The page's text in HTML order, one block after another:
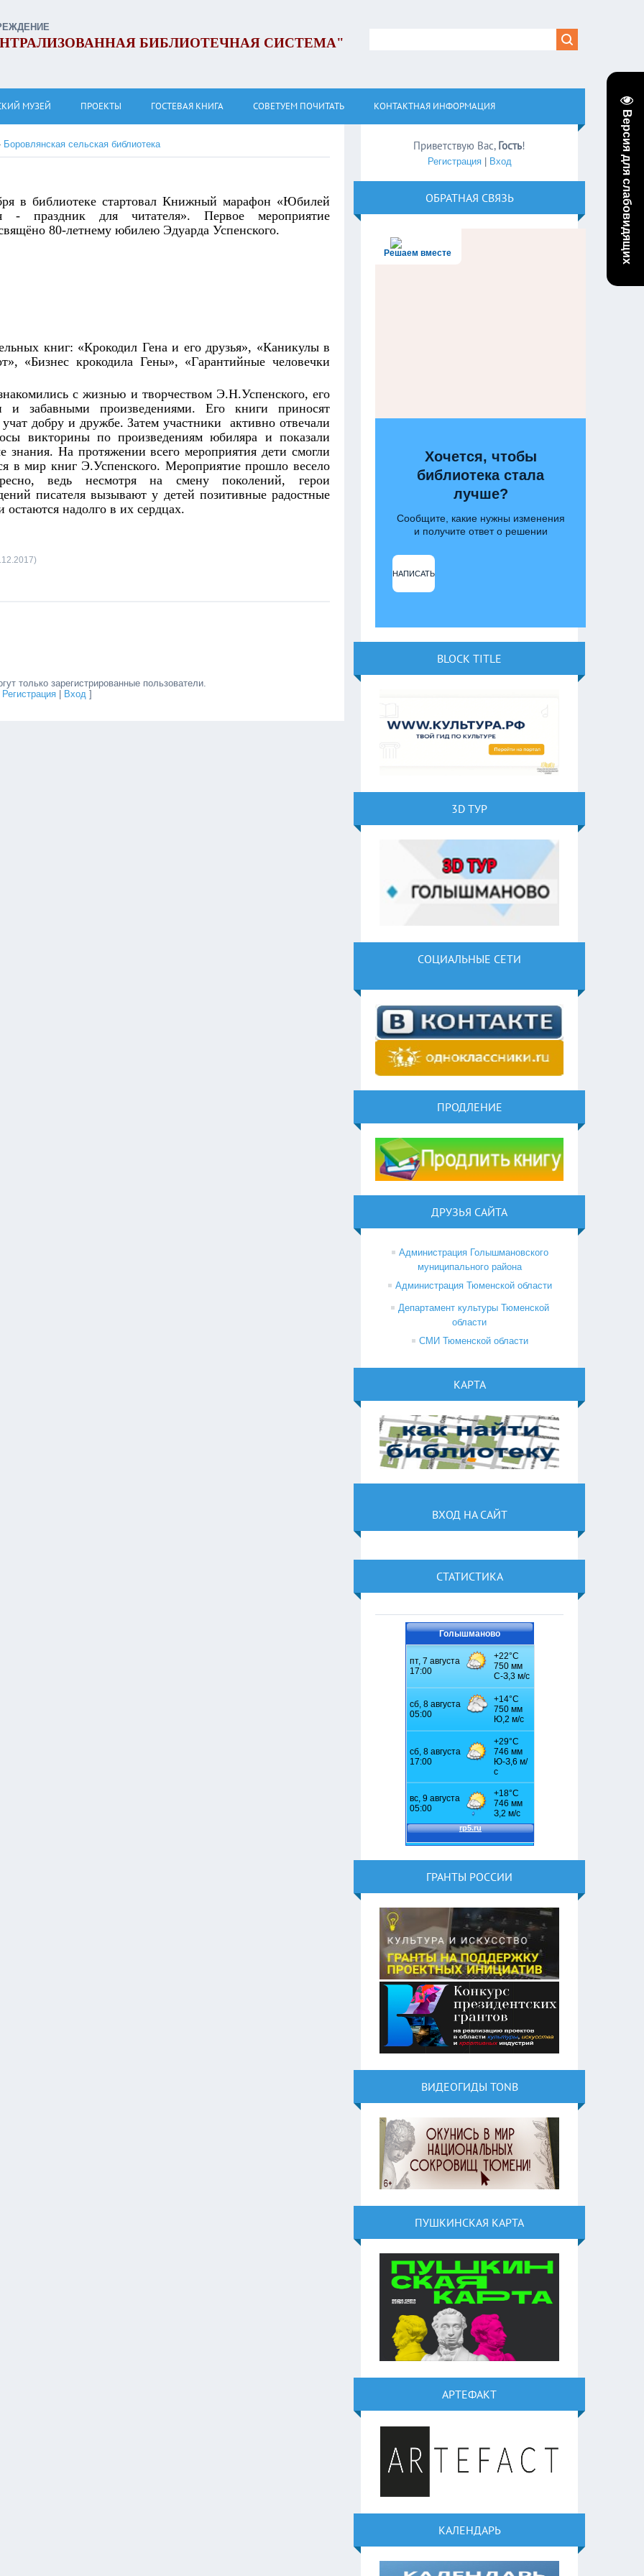
Версия для слабовидящих
БИБЛИОТЕЧНАЯ СИСТЕМА"
МУЗЕЙ ПРОЕКТЫ ГОСТЕВАЯ КНИГА СОВЕТУЕМ ПОЧИТАТЬ КОНТАКТНАЯ ИНФОРМАЦИЯ
Боровлянская сельская библиотека
в библиотеке стартовал Книжный марафон «Юбилей
- праздник для читателя». Первое мероприятие
80-летнему юбилею Эдуарда Успенского.
книг: «Крокодил Гена и его друзья», «Каникулы в
«Бизнес крокодила Гены», «Гарантийные человечки
с жизнью и творчеством Э.Н.Успенского, его
и забавными произведениями. Его книги приносят
учат добру и дружбе. Затем участники активно отвечали
викторины по произведениям юбиляра и показали
знания. На протяжении всего мероприятия дети смогли
в мир книг Э.Успенского. Мероприятие прошло весело
ведь несмотря на смену поколений, герои
писателя вызывают у детей позитивные радостные
остаются надолго в их сердцах.
только зарегистрированные пользователи.
Регистрация Вход ]
Приветствую Вас, Гость!
Регистрация| Вход
ОБРАТНАЯ СВЯЗЬ
Решаем вместе
Хочется, чтобы
библиотека стала
лучше?
Сообщите, какие нужны изменения
и получите ответ о решении
НАПИСАТЬ
BLOCK TITLE
3D ТУР
СОЦИАЛЬНЫЕ СЕТИ
ПРОДЛЕНИЕ
ДРУЗЬЯ САЙТА
Администрация Голышмановского
муниципального района
Администрация Тюменской области
Департамент культуры Тюменской
области
СМИ Тюменской области
КАРТА
ВХОД НА САЙТ
СТАТИСТИКА
Голышманово
ГРАНТЫ РОССИИ
ВИДЕОГИДЫ TONB
ПУШКИНСКАЯ КАРТА
АРТЕФАКТ
КАЛЕНДАРЬ